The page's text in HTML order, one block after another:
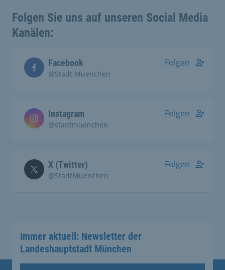
Folgen Sie uns auf unseren Social Media
Kanälen:
Facebook
@Stadt.Muenchen
Folgen
Instagram
@stadtmuenchen
Folgen
X (Twitter)
@StadtMuenchen
Folgen
Immer aktuell: Newsletter der
Landeshauptstadt München